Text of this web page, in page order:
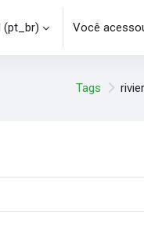
‎(pt_br)‎ Você
Tags